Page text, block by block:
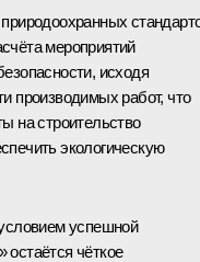
мероприятий
исходя
производимых работ, что
на строительство
экологическую
успешной
чёткое